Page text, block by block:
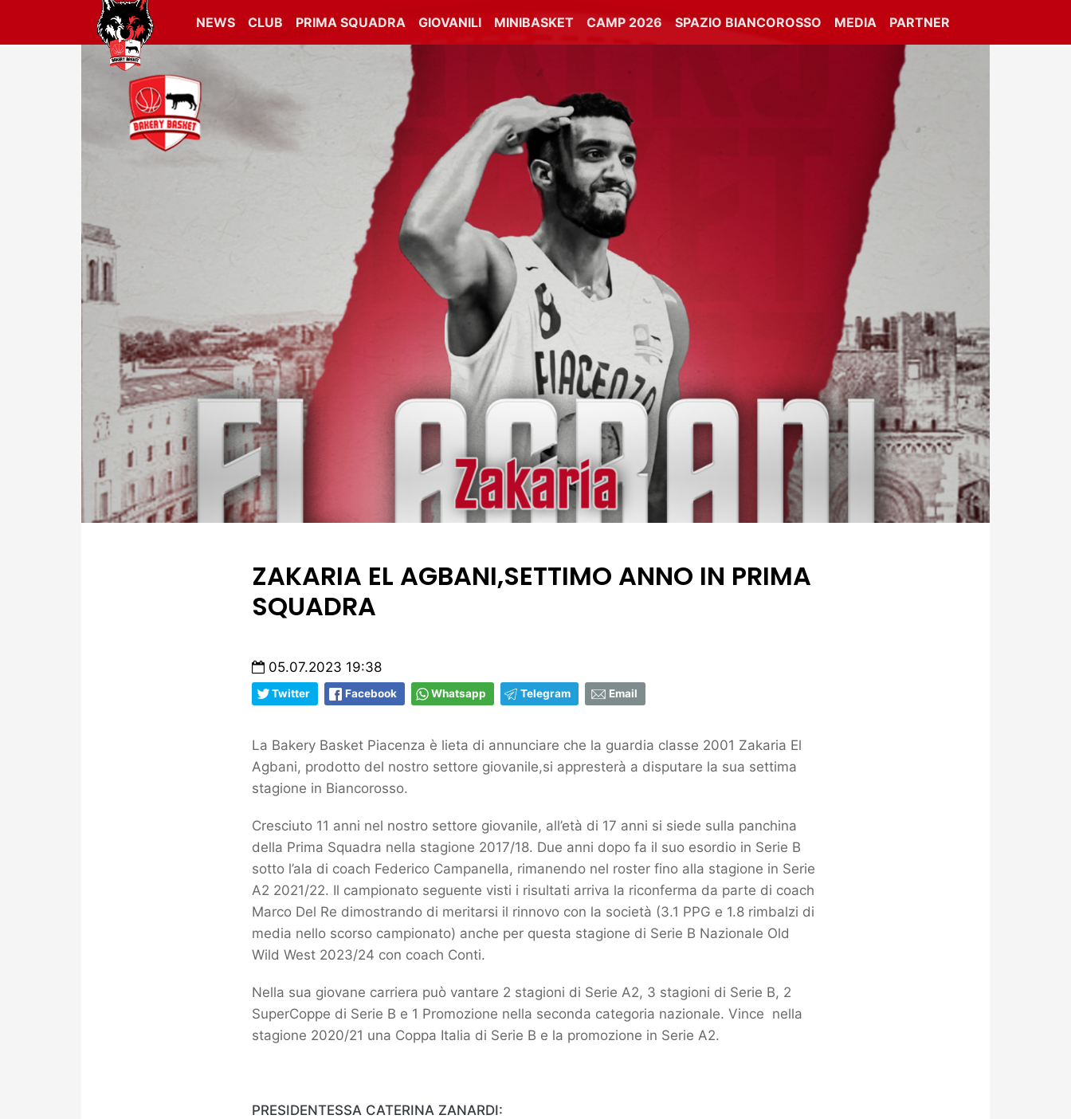
NEWS CLUB PRIMA SQUADRA GIOVANILI MINIBASKET CAMP 2026 SPAZIO BIANCOROSSO MEDIA PARTNER
ZAKARIA EL AGBANI,SETTIMO ANNO IN PRIMA
SQUADRA
05.07.2023 19:38
Twitter Facebook Whatsapp Telegram Email
La Bakery Basket Piacenza è lieta di annunciare che la guardia classe 2001 Zakaria El
Agbani, prodotto del nostro settore giovanile,si appresterà a disputare la sua settima
stagione in Biancorosso.
Cresciuto 11 anni nel nostro settore giovanile, all’età di 17 anni si siede sulla panchina
della Prima Squadra nella stagione 2017/18. Due anni dopo fa il suo esordio in Serie B
sotto l’ala di coach Federico Campanella, rimanendo nel roster fino alla stagione in Serie
A2 2021/22. Il campionato seguente visti i risultati arriva la riconferma da parte di coach
Marco Del Re dimostrando di meritarsi il rinnovo con la società (3.1 PPG e 1.8 rimbalzi di
media nello scorso campionato) anche per questa stagione di Serie B Nazionale Old
Wild West 2023/24 con coach Conti.
Nella sua giovane carriera può vantare 2 stagioni di Serie A2, 3 stagioni di Serie B, 2
SuperCoppe di Serie B e 1 Promozione nella seconda categoria nazionale. Vince nella
stagione 2020/21 una Coppa Italia di Serie B e la promozione in Serie A2.
PRESIDENTESSA CATERINA ZANARDI: